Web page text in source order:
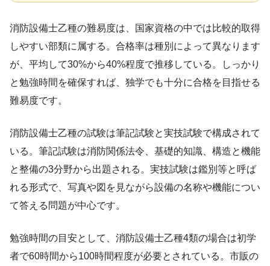
消防設備士乙種の難易度は、国家資格の中では比較的取得
しやすい部類に属する。合格率は種別によって異なります
が、平均して30%から40%程度で推移している。しっかり
と勉強時間を確保すれば、独学でも十分に合格を目指せる
難易度です。
消防設備士乙種の試験は筆記試験と実技試験で構成されて
いる。筆記試験は消防関係法令、基礎的知識、構造と機能
と整備の3分野から出題される。実技試験は鑑別等と呼ば
れる形式で、写真や図を見ながら設備の名称や機能につい
て答える問題が中心です。
勉強時間の目安として、消防設備士乙種4類の場合は初学
者で60時間から100時間程度が必要とされている。市販の